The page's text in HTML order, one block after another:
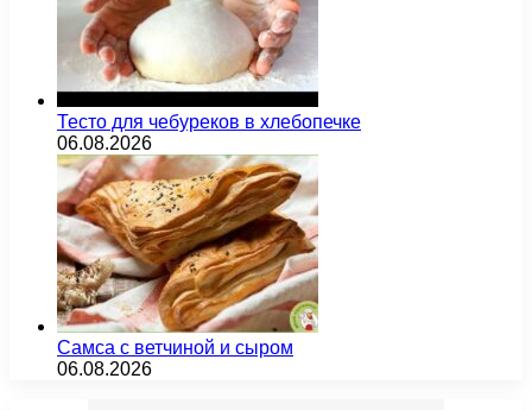
Тесто для чебуреков в хлебопечке
06.08.2026
Самса с ветчиной и сыром
06.08.2026